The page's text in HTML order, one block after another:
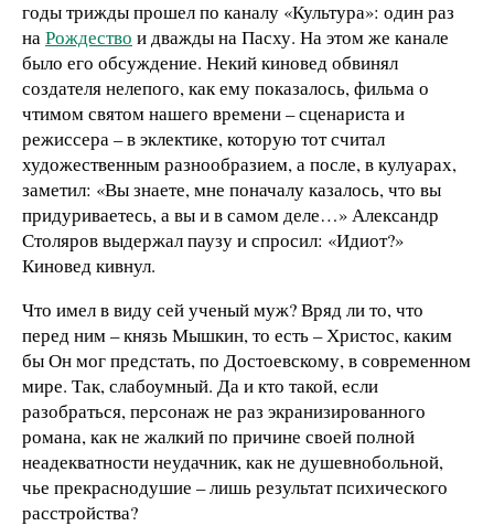
годы трижды прошел по каналу «Культура»: один раз
наРождество и дважды на Пасху. На этом же канале
было его обсуждение. Некий киновед обвинял
создателя нелепого, как ему показалось, фильма о
чтимом святом нашего времени – сценариста и
режиссера – в эклектике, которую тот считал
художественным разнообразием, а после, в кулуарах,
заметил: «Вы знаете, мне поначалу казалось, что вы
придуриваетесь, а вы и в самом деле…» Александр
Столяров выдержал паузу и спросил: «Идиот?»
Киновед кивнул.
Что имел в виду сей ученый муж? Вряд ли то, что
перед ним – князь Мышкин, то есть – Христос, каким
бы Он мог предстать, по Достоевскому, в современном
мире. Так, слабоумный. Да и кто такой, если
разобраться, персонаж не раз экранизированного
романа, как не жалкий по причине своей полной
неадекватности неудачник, как не душевнобольной,
чье прекраснодушие – лишь результат психического
расстройства?